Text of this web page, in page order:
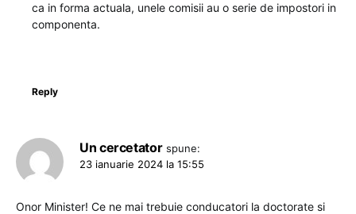
ca in forma actuala, unele comisii au o serie de impostori in
componenta.
Reply
Un cercetator spune:
23 ianuarie 2024 la 15:55
Onor Minister! Ce ne mai trebuie conducatori la doctorate si